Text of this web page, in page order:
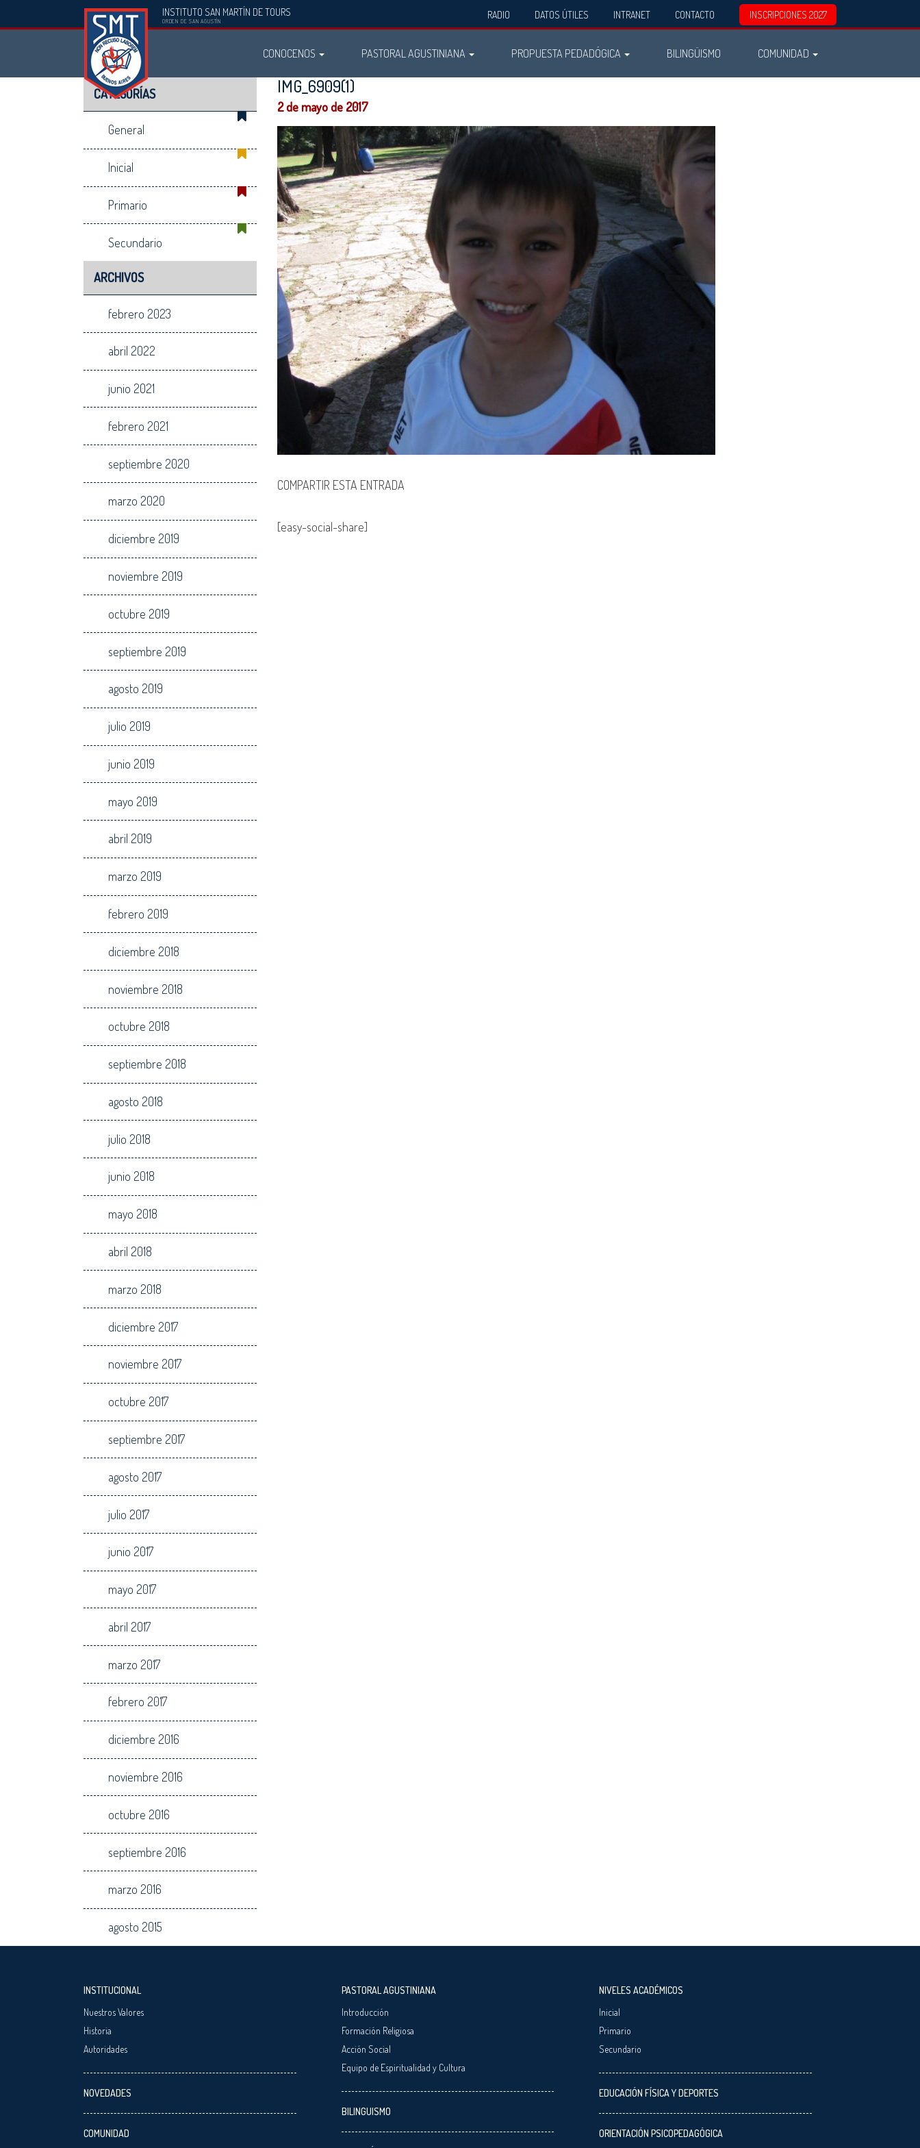
INSTITUTO SAN MARTÍN DE TOURS
ORDEN DE SAN AGUSTÍN
RADIO DATOS ÚTILES INTRANET CONTACTO INSCRIPCIONES 2027
Instituto
San
Martín
de
Tours
CONOCENOS PASTORAL AGUSTINIANA PROPUESTA PEDADÓGICA BILINGÜISMO COMUNIDAD
CATEGORÍAS
General
Inicial
Primario
Secundario
ARCHIVOS
febrero 2023
abril 2022
junio 2021
febrero 2021
septiembre 2020
marzo 2020
diciembre 2019
noviembre 2019
octubre 2019
septiembre 2019
agosto 2019
julio 2019
junio 2019
mayo 2019
abril 2019
marzo 2019
febrero 2019
diciembre 2018
noviembre 2018
octubre 2018
septiembre 2018
agosto 2018
julio 2018
junio 2018
mayo 2018
abril 2018
marzo 2018
diciembre 2017
noviembre 2017
octubre 2017
septiembre 2017
agosto 2017
julio 2017
junio 2017
mayo 2017
abril 2017
marzo 2017
febrero 2017
diciembre 2016
noviembre 2016
octubre 2016
septiembre 2016
marzo 2016
agosto 2015
IMG_6909(1)
2 de mayo de 2017
COMPARTIR ESTA ENTRADA
[easy-social-share]
INSTITUCIONAL
Nuestros Valores
Historia
Autoridades
NOVEDADES
COMUNIDAD
PASTORAL AGUSTINIANA
Introducción
Formación Religiosa
Acción Social
Equipo de Espiritualidad y Cultura
BILINGUISMO
NIVELES ACADÉMICOS
Inicial
Primario
Secundario
EDUCACIÓN FÍSICA Y DEPORTES
ORIENTACIÓN PSICOPEDAGÓGICA